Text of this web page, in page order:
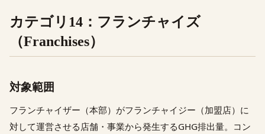
カテゴリ14：フランチャイズ
（Franchises）
対象範囲
フランチャイザー（本部）がフランチャイジー（加盟店）に
対して運営させる店舗・事業から発生するGHG排出量。コン